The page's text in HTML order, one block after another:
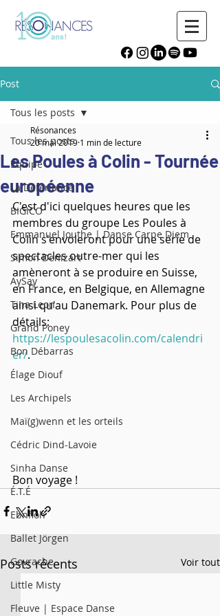
Post
Tous les posts
Équipe
La Déferlance
BIGICO
Emmanuel Jouthe | Danse Carpe Diem
Simon Denizart
AySay
Tina Leon
Grand Poney
Bon Débarras
Élage Diouf
Les Archipels
Maï(g)wenn et les orteils
Cédric Dind-Lavoie
Sinha Danse
É.T.É
Ebnfloh
Ballet Jörgen
Govrache
Little Misty
Fleuve | Espace Danse
Tous les posts
Les Poules à Colin - Tournée
européenne
Résonances
20 mai 2019 1 min de lecture
C'est d'ici quelques heures que les
membres du groupe Les Poules à
Colin s'envoleront pour une série de
spectacles outre-mer qui les
amèneront à se produire en Suisse,
en France, en Belgique, en Allemagne
ainsi qu'au Danemark. Pour plus de
détails:
https://lespoulesacolin.com/calendri
er/.
Bon voyage !
Posts récents Voir tout